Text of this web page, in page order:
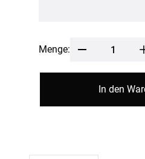
Menge:
In den